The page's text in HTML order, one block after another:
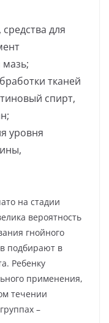
для
мазь;
тканей
спирт,
уровня
на стадии
вероятность
гнойного
подбирают в
Ребенку
применения,
течении
–